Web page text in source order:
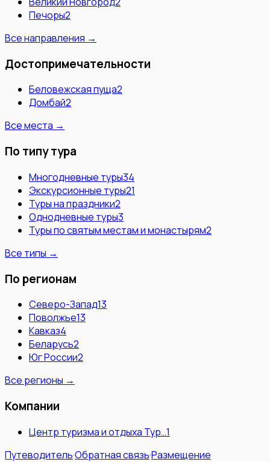
Печоры2
Все направления →
Достопримечательности
Беловежская пуща2
Домбай2
Все места →
По типу тура
Многодневные туры34
Экскурсионные туры21
Туры на праздники2
Однодневные туры3
Туры по святым местам и монастырям2
Все типы →
По регионам
Северо-Запад13
Поволжье13
Кавказ4
Беларусь2
Юг России2
Все регионы →
Компании
Центр туризма и отдыха Тур…1
Путеводитель·Обратная связь·Размещение